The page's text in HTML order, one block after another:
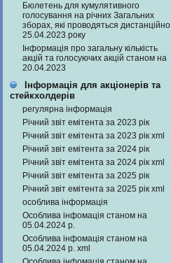
Бюлетень для кумулятивного
голосування на річних Загальних
зборах, які проводяться дистанційно
25.04.2023 року
Інформація про загальну кількість
акцій та голосуючих акцій станом на
20.04.2023
Інформація для акціонерів та
стейкхолдерів
регулярна інформація
Річний звіт емітента за 2023 рік
Річний звіт емітента за 2023 рік xml
Річний звіт емітента за 2024 рік
Річний звіт емітента за 2024 рік xml
Річний звіт емітента за 2025 рік
Річний звіт емітента за 2025 рік xml
особлива інформація
Особлива інфомація станом на
05.04.2024 р.
Особлива інфомація станом на
05.04.2024 р. xml